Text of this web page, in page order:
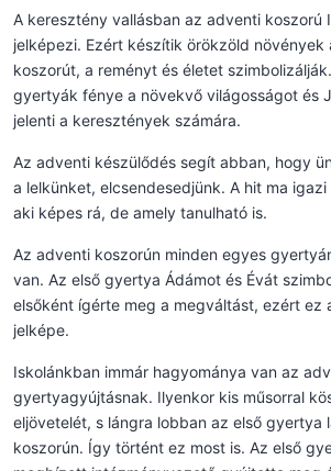
A keresztény vallásban az adventi koszorú
jelképezi. Ezért készítik örökzöld
koszorút, a reményt és életet
gyertyák fénye a növekvő világosságot és
jelenti a keresztények számára.
Az adventi készülődés segít abban, hogy
a lelkünket, elcsendesedjünk. A hit ma
aki képes rá, de amely tanulható is.
Az adventi koszorún minden egyes
van. Az első gyertya Ádámot és Évát
elsőként ígérte meg a megváltást, ezért ez
jelképe.
Iskolánkban immár hagyománya van az
gyertyagyújtásnak. Ilyenkor kis műsorral
eljövetelét, s lángra lobban az első gyertya
koszorún. Így történt ez most is. Az első